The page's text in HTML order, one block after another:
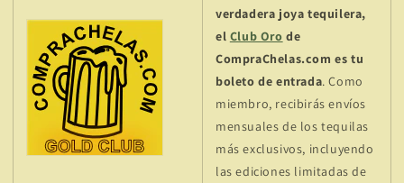
verdadera joya tequilera,
el Club Oro de
CompraChelas.com es tu
boleto de entrada. Como
miembro, recibirás envíos
mensuales de los tequilas
más exclusivos, incluyendo
las ediciones limitadas de